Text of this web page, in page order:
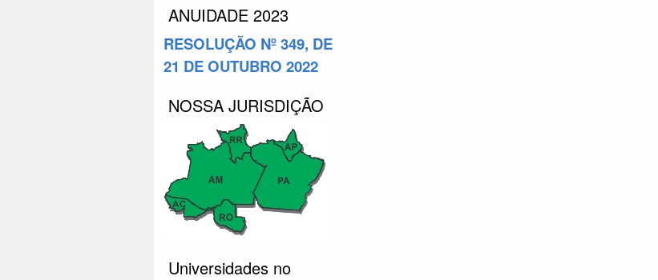
ANUIDADE 2023
RESOLUÇÃO Nº 349, DE
21 DE OUTUBRO 2022
NOSSA JURISDIÇÃO
Universidades no